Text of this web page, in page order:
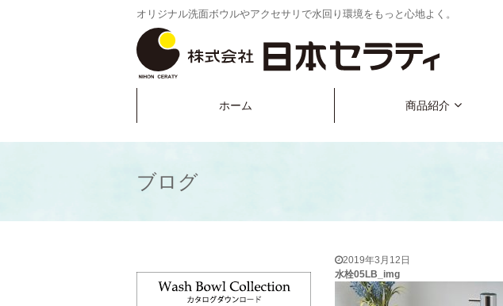
オリジナル洗面ボウルやアクセサリで水回り環境をもっと心地よく。
ホーム 商品紹介
ブログ
2019年3月12日
水栓05LB_img